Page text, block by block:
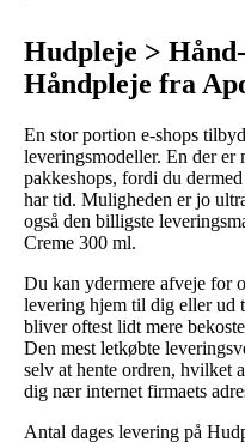
Hudpleje >
Håndpleje fra
En stor portion e-shops
leveringsmodeller. En der er
pakkeshops, fordi du
har tid. Muligheden er jo
også den billigste
Creme 300 ml.
Du kan ydermere afveje for
levering hjem til dig eller ud
bliver oftest lidt mere
Den mest letkøbte
selv at hente ordren, hvilket
dig nær internet firmaets
Antal dages levering på